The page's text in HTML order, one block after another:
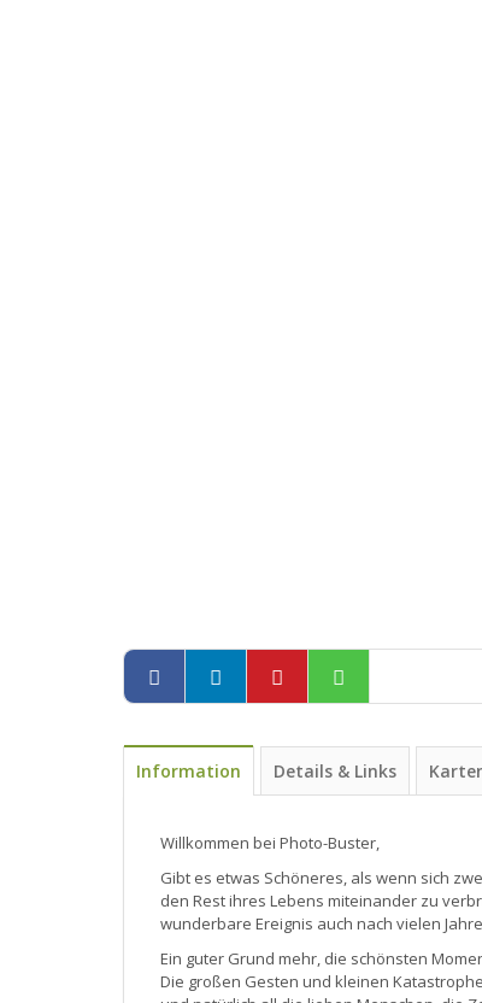
Information Details & Links
Willkommen bei Photo-Buster,
Gibt es etwas Schöneres, als wenn sich
den Rest ihres Lebens miteinander zu
wunderbare Ereignis auch nach vielen
Ein guter Grund mehr, die schönsten
Die großen Gesten und kleinen